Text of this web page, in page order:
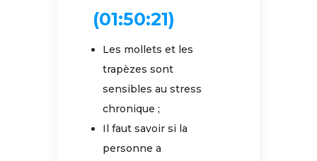
(01:50:21)
Les mollets et les
trapèzes sont
sensibles au stress
chronique ;
Il faut savoir si la
personne a